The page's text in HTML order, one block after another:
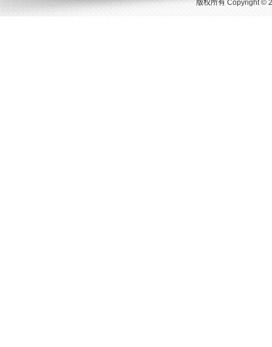
版权所有 Copyright ©